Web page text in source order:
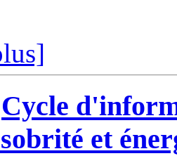
Cycle
et